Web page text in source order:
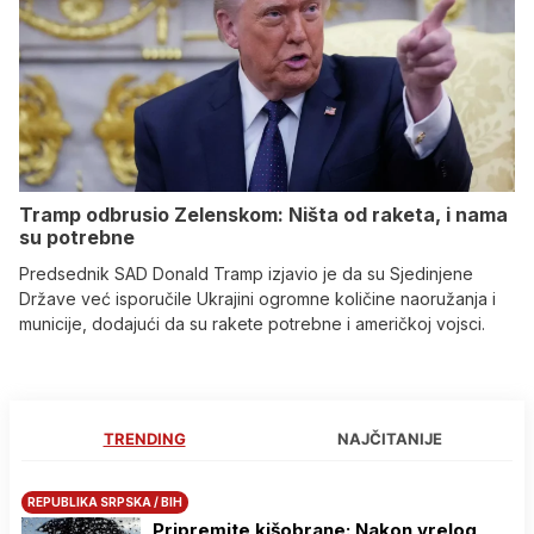
Tramp odbrusio Zelenskom: Ništa od raketa, i nama
su potrebne
Predsednik SAD Donald Tramp izjavio je da su Sjedinjene
Države već isporučile Ukrajini ogromne količine naoružanja i
municije, dodajući da su rakete potrebne i američkoj vojsci.
TRENDING NAJČITANIJE
REPUBLIKA SRPSKA / BIH